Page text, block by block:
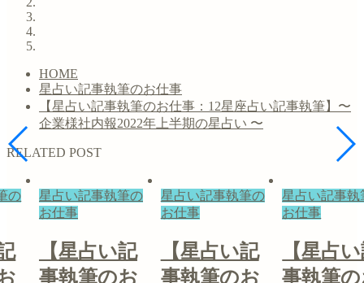
HOME
星占い記事執筆のお仕事
【星占い記事執筆のお仕事：12星座占い記事執筆】〜
企業様社内報2022年上半期の星占い 〜
RELATED POST
の
星占い記事執筆の
お仕事
【星占い記
事執筆のお
星占い記事執筆の
お仕事
【星占い記
事執筆のお
星占い記事執
お仕事
【星占
事執筆